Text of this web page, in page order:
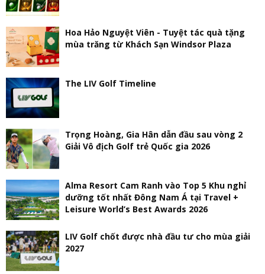
Hoa Hảo Nguyệt Viên - Tuyệt tác quà tặng
mùa trăng từ Khách Sạn Windsor Plaza
The LIV Golf Timeline
Trọng Hoàng, Gia Hân dẫn đầu sau vòng 2
Giải Vô địch Golf trẻ Quốc gia 2026
Alma Resort Cam Ranh vào Top 5 Khu nghỉ
dưỡng tốt nhất Đông Nam Á tại Travel +
Leisure World’s Best Awards 2026
LIV Golf chốt được nhà đầu tư cho mùa giải
2027